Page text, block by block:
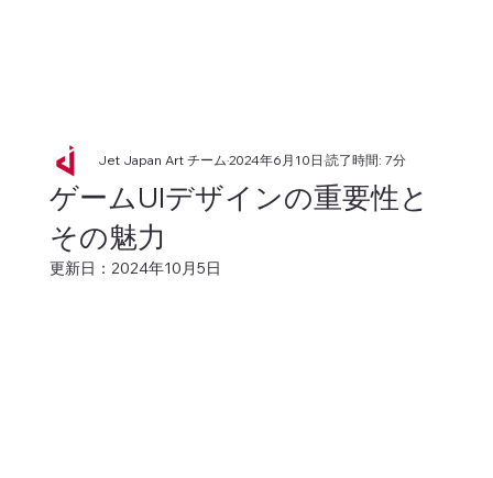
ゲームUIデザインの重要性と
その魅力
Jet Japan Art チーム2024年6月10日 読了時間: 7分
更新日： 2024年10月5日